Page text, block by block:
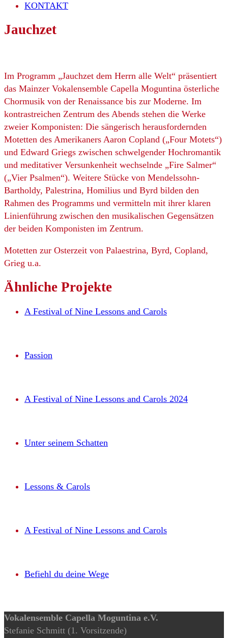
KONTAKT
Jauchzet
Im Programm „Jauchzet dem Herrn alle Welt“ präsentiert
das Mainzer Vokalensemble Capella Moguntina österliche
Chormusik von der Renaissance bis zur Moderne. Im
kontrastreichen Zentrum des Abends stehen die Werke
zweier Komponisten: Die sängerisch herausfordernden
Motetten des Amerikaners Aaron Copland („Four Motets“)
und Edward Griegs zwischen schwelgender Hochromantik
und meditativer Versunkenheit wechselnde „Fire Salmer“
(„Vier Psalmen“). Weitere Stücke von Mendelssohn-
Bartholdy, Palestrina, Homilius und Byrd bilden den
Rahmen des Programms und vermitteln mit ihrer klaren
Linienführung zwischen den musikalischen Gegensätzen
der beiden Komponisten im Zentrum.
Motetten zur Osterzeit von Palaestrina, Byrd, Copland,
Grieg u.a.
Ähnliche Projekte
A Festival of Nine Lessons and Carols
Passion
A Festival of Nine Lessons and Carols 2024
Unter seinem Schatten
Lessons & Carols
A Festival of Nine Lessons and Carols
Befiehl du deine Wege
Vokalensemble Capella Moguntina e.V.
Stefanie Schmitt (1. Vorsitzende)